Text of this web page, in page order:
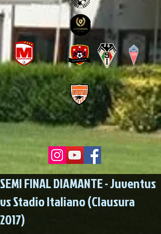
SEMI FINAL DIAMANTE - Juventus
vs Stadio Italiano (Clausura
2017)